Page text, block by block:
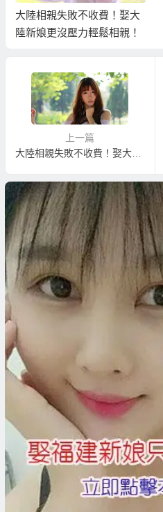
大陸相親失敗不收費！娶大
陸新娘更沒壓力輕鬆相親！
上一篇
大陸相親失敗不收費！娶大陸新娘更沒壓力輕鬆相親！